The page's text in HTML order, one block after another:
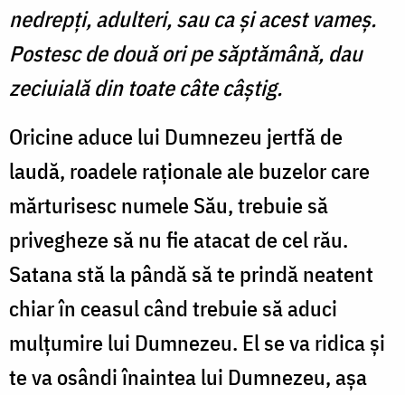
nedrepţi, adulteri, sau ca şi acest vameş.
Postesc de două ori pe săptămână, dau
zeciuială din toate câte câştig.
Oricine aduce lui Dumnezeu jertfă de
laudă, roadele raționale ale buzelor care
mărturisesc numele Său, trebuie să
privegheze să nu fie atacat de cel rău.
Satana stă la pândă să te prindă neatent
chiar în ceasul când trebuie să aduci
mulțumire lui Dumnezeu. El se va ridica și
te va osândi înaintea lui Dumnezeu, așa